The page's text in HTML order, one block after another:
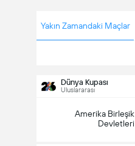
Yakın Zamandaki Maçlar
Dünya Kupası
Uluslararası
Amerika Birleşik
Devletleri